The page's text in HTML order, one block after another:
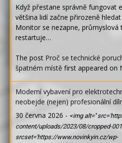
Když přestane správně fungovat
většina lidí začne přirozeně
Monitor se nezapne, průmyslová
restartuje…
The post Proč se technické
špatném místě first appeared on
Moderní vybavení pro
neobejde (nejen) profesionální
30 června 2026 - <img alt=''
content/uploads/2023/08/cropped-
srcset='https://www.novinkyin.cz/wp-